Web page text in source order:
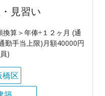
見習い
算＞年俸÷１２ヶ月 (通
勤手当上限)月額40000円
)
橋区